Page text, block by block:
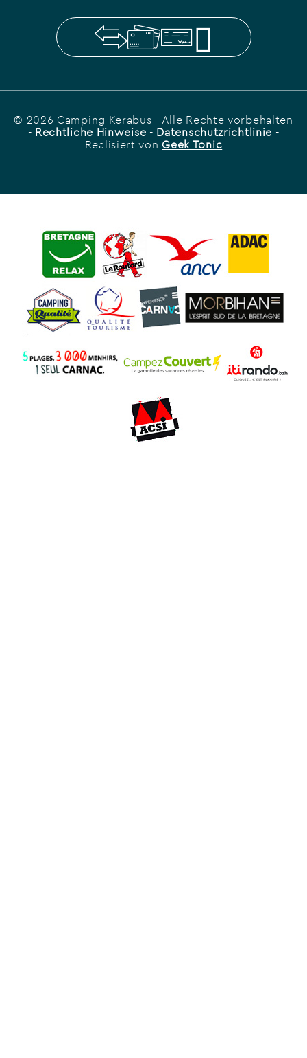
© 2026 Camping Kerabus - Alle Rechte vorbehalten
- Rechtliche Hinweise - Datenschutzrichtlinie -
Realisiert vonGeek Tonic